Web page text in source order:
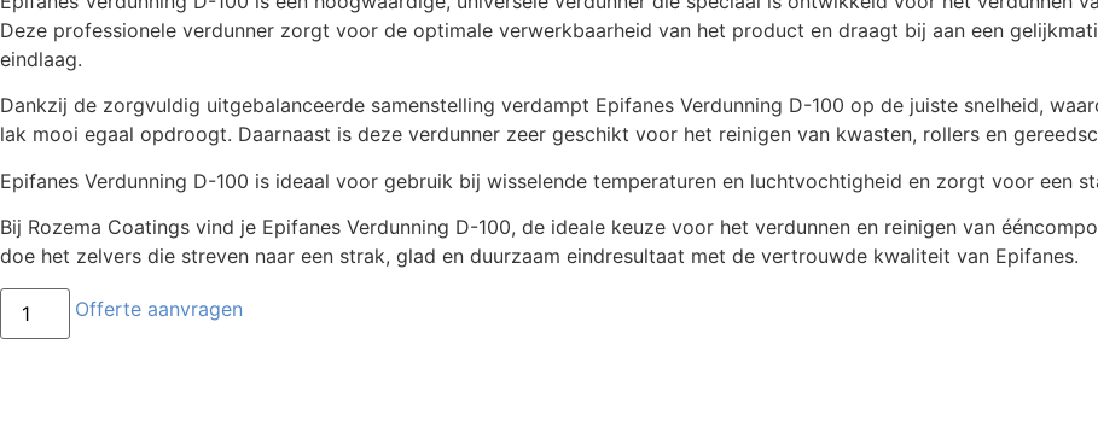
Deze professionele verdunner zorgt voor de optimale verwerkbaarheid van het product en draagt bij aan een
eindlaag.
Dankzij de zorgvuldig uitgebalanceerde samenstelling verdampt Epifanes Verdunning D-100 op de juiste snelheid,
lak mooi egaal opdroogt. Daarnaast is deze verdunner zeer geschikt voor het reinigen van kwasten, rollers en
Epifanes Verdunning D-100 is ideaal voor gebruik bij wisselende temperaturen en luchtvochtigheid en zorgt voor een
Bij Rozema Coatings vind je Epifanes Verdunning D-100, de ideale keuze voor het verdunnen en reinigen van
doe het zelvers die streven naar een strak, glad en duurzaam eindresultaat met de vertrouwde kwaliteit van Epifanes.
Offerte aanvragen